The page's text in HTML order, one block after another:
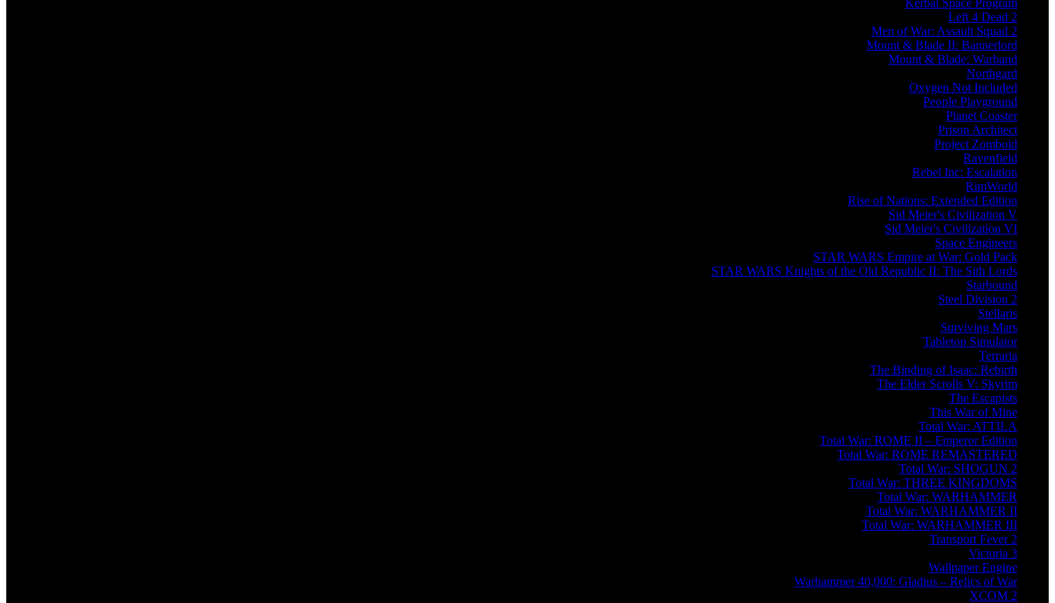
Kerbal Space Program
Left 4 Dead 2
Men of War: Assault Squad 2
Mount & Blade II: Bannerlord
Mount & Blade: Warband
Northgard
Oxygen Not Included
People Playground
Planet Coaster
Prison Architect
Project Zomboid
Ravenfield
Rebel Inc: Escalation
RimWorld
Rise of Nations: Extended Edition
Sid Meier's Civilization V
Sid Meier's Civilization VI
Space Engineers
STAR WARS Empire at War: Gold Pack
STAR WARS Knights of the Old Republic II: The Sith Lords
Starbound
Steel Division 2
Stellaris
Surviving Mars
Tabletop Simulator
Terraria
The Binding of Isaac: Rebirth
The Elder Scrolls V: Skyrim
The Escapists
This War of Mine
Total War: ATTILA
Total War: ROME II – Emperor Edition
Total War: ROME REMASTERED
Total War: SHOGUN 2
Total War: THREE KINGDOMS
Total War: WARHAMMER
Total War: WARHAMMER II
Total War: WARHAMMER III
Transport Fever 2
Victoria 3
Wallpaper Engine
Warhammer 40,000: Gladius – Relics of War
XCOM 2